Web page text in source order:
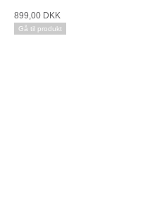
899,00 DKK
Gå til produkt